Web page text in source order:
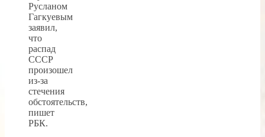
Русланом
Гагкуевым
заявил,
что
распад
СССР
произошел
из-за
стечения
обстоятельств,
пишет
РБК.